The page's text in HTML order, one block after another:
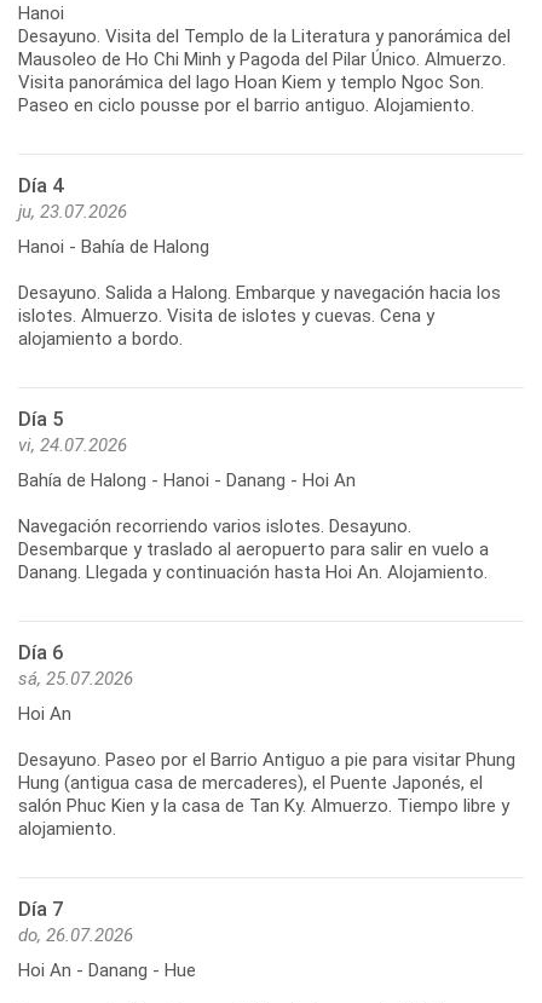
Hanoi
Desayuno. Visita del Templo de la Literatura y panorámica del
Mausoleo de Ho Chi Minh y Pagoda del Pilar Único. Almuerzo.
Visita panorámica del lago Hoan Kiem y templo Ngoc Son.
Paseo en ciclo pousse por el barrio antiguo. Alojamiento.
Día 4
ju, 23.07.2026
Hanoi - Bahía de Halong
Desayuno. Salida a Halong. Embarque y navegación hacia los
islotes. Almuerzo. Visita de islotes y cuevas. Cena y
Día 5
vi, 24.07.2026
Bahía de Halong - Hanoi - Danang - Hoi An
Navegación recorriendo varios islotes. Desayuno.
Desembarque y traslado al aeropuerto para salir en vuelo a
Día 6
sá, 25.07.2026
Hoi An
Desayuno. Paseo por el Barrio Antiguo a pie para visitar Phung
Hung (antigua casa de mercaderes), el Puente Japonés, el
salón Phuc Kien y la casa de Tan Ky. Almuerzo. Tiempo libre y
Día 7
do, 26.07.2026
Hoi An - Danang - Hue